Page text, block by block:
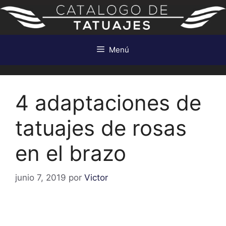
Saltar
contenido
Menú
4 adaptaciones de
tatuajes de rosas
en el brazo
junio 7, 2019 por Victor